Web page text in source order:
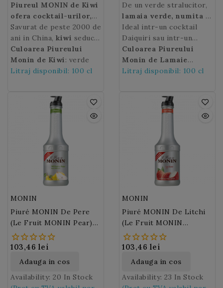
Piureul MONIN de Kiwi
ofera cocktail-urilor,
smoothie-urilor si
deserturilor dvs o
culoare verde intensa
si un gust bun de kiwi
copt si dulce.
Savurat de peste 2000 de
ani in China, kiwi seduce
acum intreaga lume.
Numele fructuluikiwia
fost dat de neo-
acestuia, dupa numele
pasarii lor nationale,
un un fruct dulce si putin
acidulat si se foloseste in
deserturi, aperitive sau
Culoarea Piureului
Monin de Kiwi: verde
Litraj disponibil: 100 cl
De un verde stralucitor,
lamaia verde, numita si
limeta (en. Lime), este
un fruct citric tropical.
Se caracterizeaza
printr-o aroma subtila a
carei prospetime si
cat si de suc. Regasiti
inegalabila aroma a
Piure MONIN de
Lamaie Verde, devenit
un ingredient esential in
cocktailuri si in
gastronomie.
Ideal intr-un cocktail
Daiquiri sau intr-un
Moscow Mule,Le Fruit
MONIN Limeva aduce
un echilibru cu o nota
Culoarea Piureului
Monin de Lamaie
verde : verde
Litraj disponibil: 100 cl
MONIN
Piuré MONIN De Pere
(Le Fruit MONIN Pear)
100 Cl
103,46 lei
Adauga in cos
Availability: 20 In Stock
MONIN
Piuré MONIN De Litchi
(Le Fruit MONIN
Lychee) 100 Cl
103,46 lei
Adauga in cos
Availability: 23 In Stock